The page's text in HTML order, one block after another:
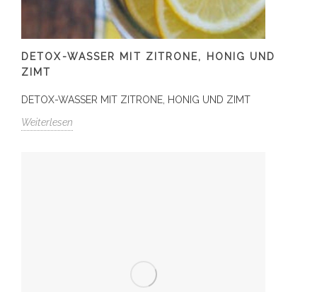
DETOX-WASSER MIT ZITRONE, HONIG UND
ZIMT
DETOX-WASSER MIT ZITRONE, HONIG UND ZIMT
Weiterlesen